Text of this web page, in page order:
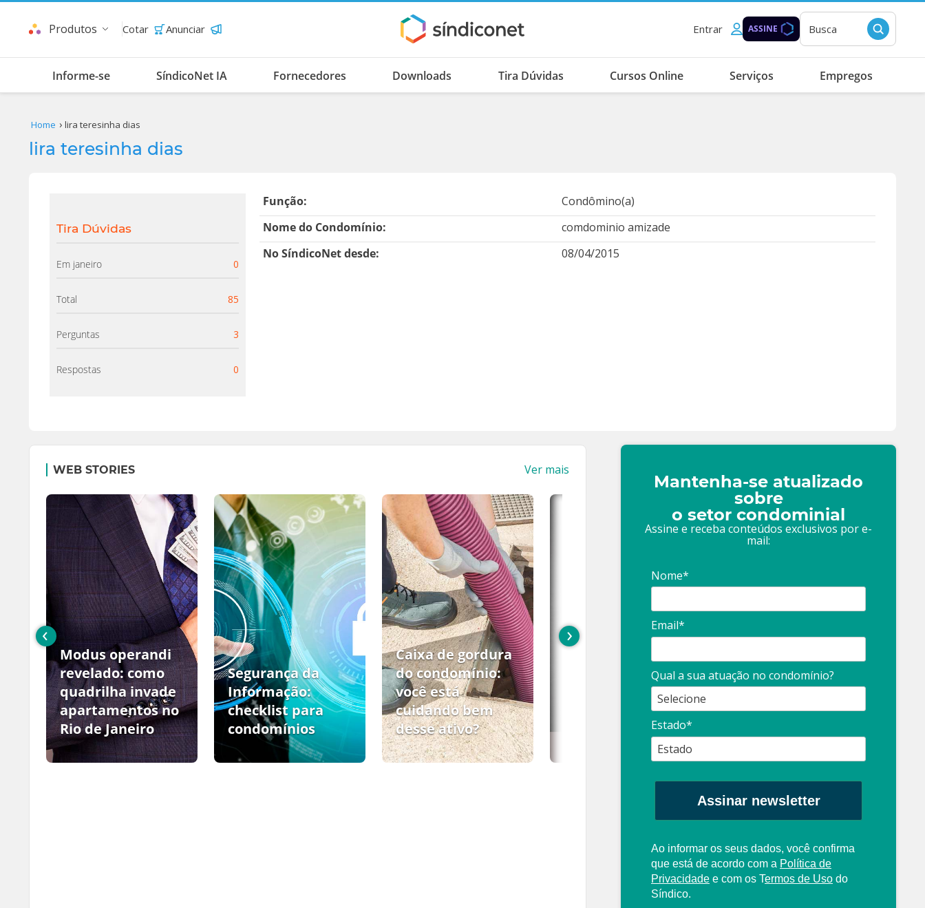
Produtos Cotar Anunciar Entrar ASSINE Busca
Informe-se SíndicoNet IA Fornecedores Downloads Tira Dúvidas Cursos Online Serviços Empregos
Home lira teresinha dias
lira teresinha dias
Tira Dúvidas
Em janeiro 0
Total 85
Perguntas 3
Respostas 0
Função:
Condômino(a)
Nome do Condomínio:
comdominio amizade
No SíndicoNet desde:
08/04/2015
WEB STORIES Ver mais
Modus operandi
revelado: como
quadrilha invade
apartamentos no
Rio de Janeiro
Segurança da
Informação:
checklist para
condomínios
Caixa de gordura
do condomínio:
você está
cuidando bem
desse ativo?
PCMSO: O que é?
profissional:
cuidado com as
propagandas
‹ ›
Mantenha-se atualizado
sobre
o setor condominial
Assine e receba conteúdos exclusivos por e-
mail:
Nome*
Email*
Qual a sua atuação no condomínio?
Estado*
Assinar newsletter
Ao informar os seus dados, você confirma
que está de acordo com a Política de
Privacidade e com os Termos de Uso do
Síndico.